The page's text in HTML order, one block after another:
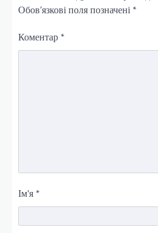
Обов’язкові поля позначені *
Коментар *
Ім'я *